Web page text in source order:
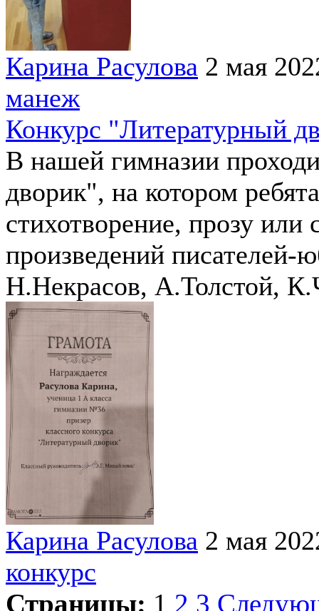
Карина Расулова 2 мая
манеж
Конкурс "Литературный
В нашей гимназии
дворик", на котором
стихотворение, прозу или
произведений писателей-
Н.Некрасов, А.Толстой,
Карина Расулова 2 мая
конкурс
Страницы: 1 2 3